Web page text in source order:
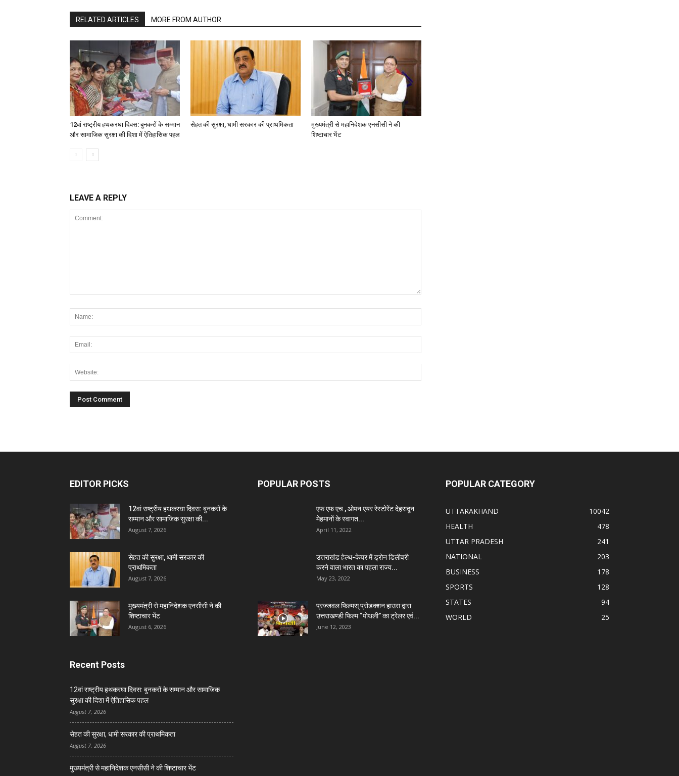
RELATED ARTICLES MORE FROM AUTHOR
12वां राष्ट्रीय हथकरघा दिवस: बुनकरों के सम्मान
और सामाजिक सुरक्षा की दिशा में ऐतिहासिक पहल
सेहत की सुरक्षा, धामी सरकार की प्राथमिकता
मुख्यमंत्री से महानिदेशक एनसीसी ने की
शिष्टाचार भेंट
LEAVE A REPLY
EDITOR PICKS
12वां राष्ट्रीय हथकरघा दिवस: बुनकरों के
सम्मान और सामाजिक सुरक्षा की...
August 7, 2026
सेहत की सुरक्षा, धामी सरकार की
प्राथमिकता
August 7, 2026
मुख्यमंत्री से महानिदेशक एनसीसी ने की
शिष्टाचार भेंट
August 6, 2026
Recent Posts
12वां राष्ट्रीय हथकरघा दिवस: बुनकरों के सम्मान और सामाजिक
सुरक्षा की दिशा में ऐतिहासिक पहल
August 7, 2026
सेहत की सुरक्षा, धामी सरकार की प्राथमिकता
August 7, 2026
मुख्यमंत्री से महानिदेशक एनसीसी ने की शिष्टाचार भेंट
POPULAR POSTS
एफ एफ एच , ओपन एयर रेस्टोरेंट देहरादून
मेहमानों के स्वागत...
April 11, 2022
उत्तराखंड हेल्थ-केयर में ड्रोन डिलीवरी
करने वाला भारत का पहला राज्य...
May 23, 2022
प्रज्जवल फिल्मस् प्रोडक्शन हाउस द्वारा
उत्तराखण्डी फिल्म “पोथली” का ट्रेलर एवं...
June 12, 2023
POPULAR CATEGORY
UTTARAKHAND
10042
HEALTH
478
UTTAR PRADESH
241
NATIONAL
203
BUSINESS
178
SPORTS
128
STATES
94
WORLD
25